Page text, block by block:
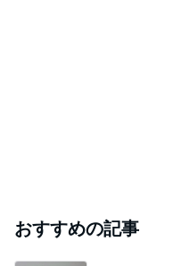
おすすめの記事